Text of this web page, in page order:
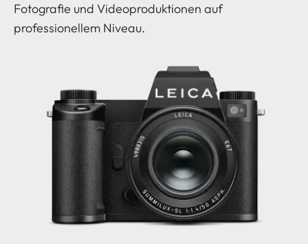
Fotografie und Videoproduktionen auf
professionellem Niveau.